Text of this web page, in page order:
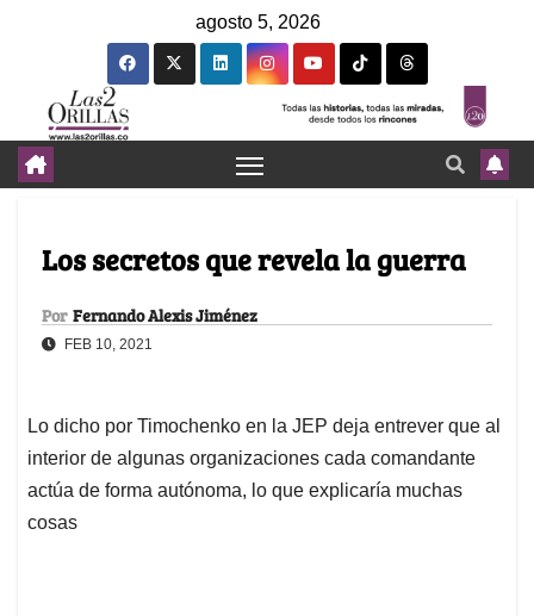
agosto 5, 2026
Los secretos que revela la guerra
Por Fernando Alexis Jiménez
FEB 10, 2021
Lo dicho por Timochenko en la JEP deja entrever que al
interior de algunas organizaciones cada comandante
actúa de forma autónoma, lo que explicaría muchas
cosas